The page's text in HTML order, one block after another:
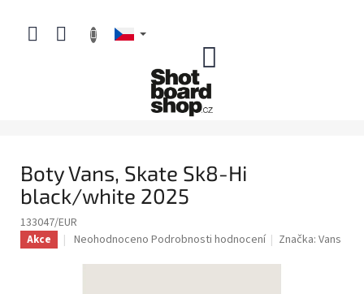
obsah
Boty Vans, Skate Sk8-Hi
black/white 2025
133047/EUR
Akce
Průměrné
produktu
Neohodnoceno Podrobnosti hodnocení Značka:Vans